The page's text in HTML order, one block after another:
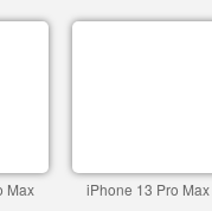
Max iPhone 13 Pro Max